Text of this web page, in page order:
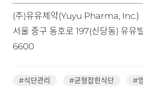
(주)유유제약(Yuyu Pharma, Inc.)
서울 중구 동호로 197(신당동) 유유
6600
#식단관리 #균형잡힌식단
#